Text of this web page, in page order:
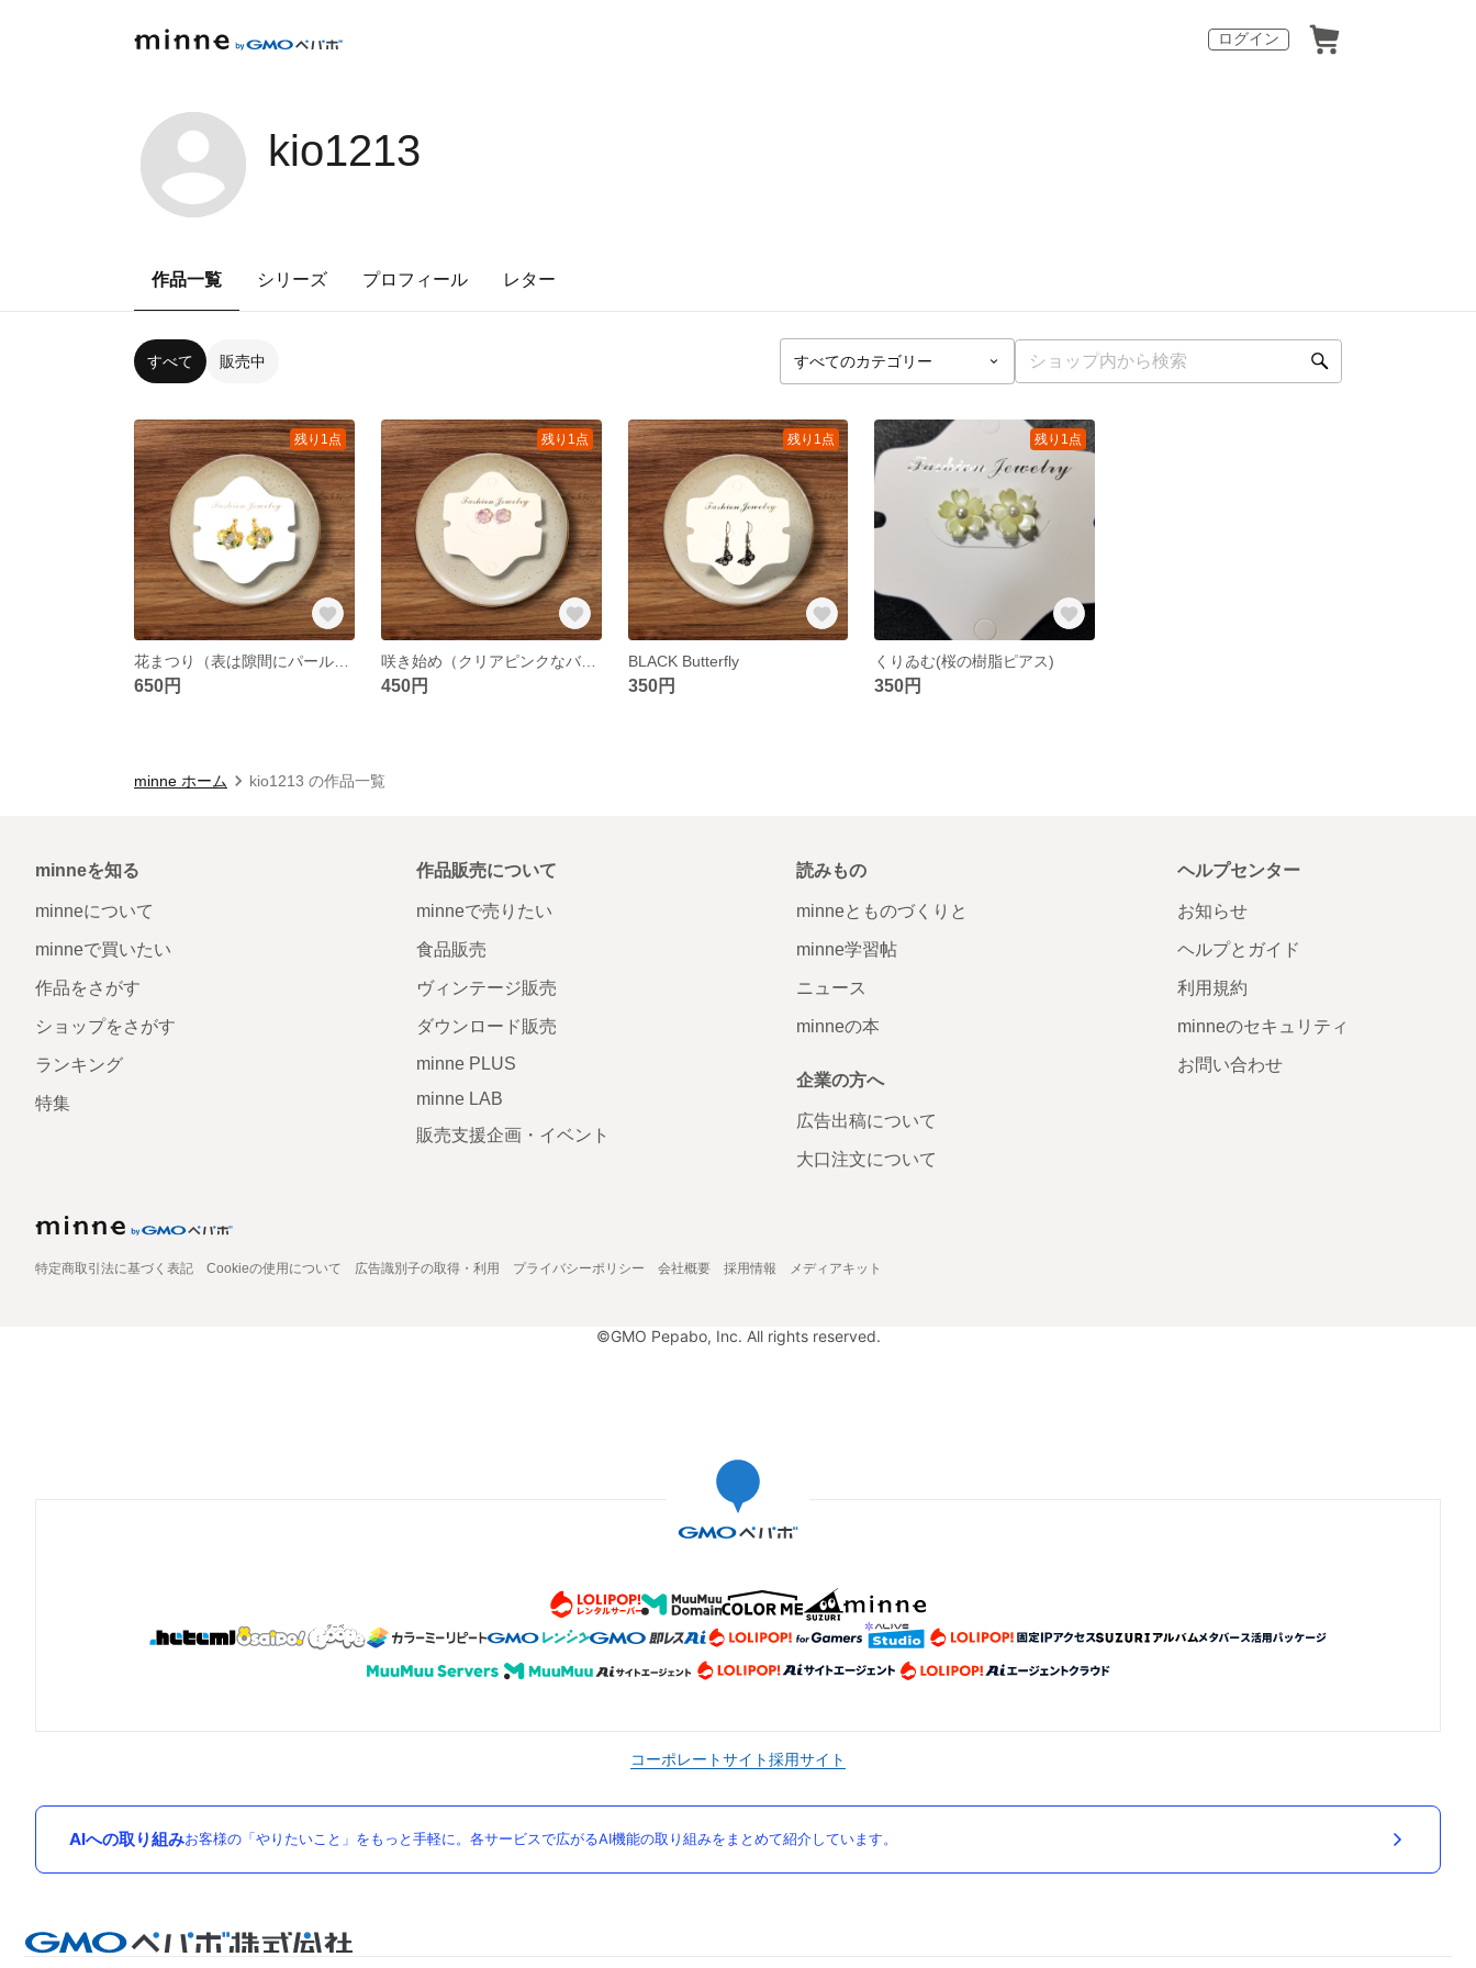
ログイン
kio1213
作品一覧 シリーズ プロフィール レター
すべて 販売中
残り1点
650円
残り1点
咲き始め（クリアピンクなバラと花の中間）
450円
残り1点
BLACK Butterfly
350円
残り1点
くりゐむ(桜の樹脂ピアス)
350円
minne ホーム kio1213 の作品一覧
minneを知る
minneについて
minneで買いたい
作品をさがす
ショップをさがす
ランキング
特集
作品販売について
minneで売りたい
食品販売
ヴィンテージ販売
ダウンロード販売
minne PLUS
minne LAB
販売支援企画・イベント
読みもの
minneとものづくりと
minne学習帖
ニュース
minneの本
企業の方へ
広告出稿について
大口注文について
ヘルプセンター
お知らせ
ヘルプとガイド
利用規約
minneのセキュリティ
お問い合わせ
特定商取引法に基づく表記 Cookieの使用について 広告識別子の取得・利用 プライバシーポリシー 会社概要 採用情報 メディアキット
©GMO Pepabo, Inc. All rights reserved.
コーポレートサイト採用サイト
AIへの取り組みお客様の「やりたいこと」をもっと手軽に。各サービスで広がるAI機能の取り組みをまとめて紹介しています。